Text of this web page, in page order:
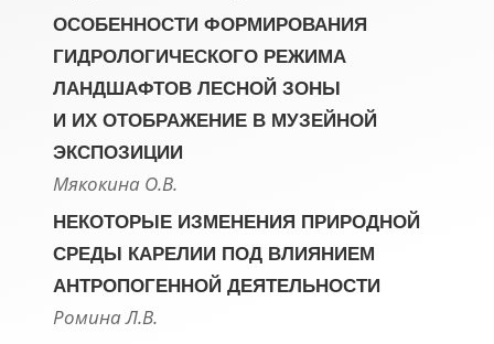
ОСОБЕННОСТИ ФОРМИРОВАНИЯ
ГИДРОЛОГИЧЕСКОГО РЕЖИМА
ЛАНДШАФТОВ ЛЕСНОЙ ЗОНЫ
И ИХ ОТОБРАЖЕНИЕ В МУЗЕЙНОЙ
ЭКСПОЗИЦИИ
Мякокина О.В.
НЕКОТОРЫЕ ИЗМЕНЕНИЯ ПРИРОДНОЙ
СРЕДЫ КАРЕЛИИ ПОД ВЛИЯНИЕМ
АНТРОПОГЕННОЙ ДЕЯТЕЛЬНОСТИ
Ромина Л.В.